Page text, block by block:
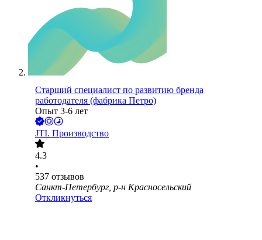
Старший специалист по развитию бренда
работодателя (фабрика Петро)
Опыт 3-6 лет
JTI. Производство
4.3
•
537 отзывов
Санкт-Петербург, р-н Красносельский
Откликнуться